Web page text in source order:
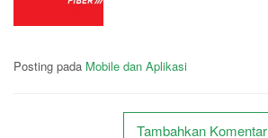
Posting pada Mobile dan Aplikasi
Tambahkan Komentar